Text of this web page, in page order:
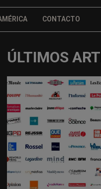
CONTACTO
ÚLTIMOS